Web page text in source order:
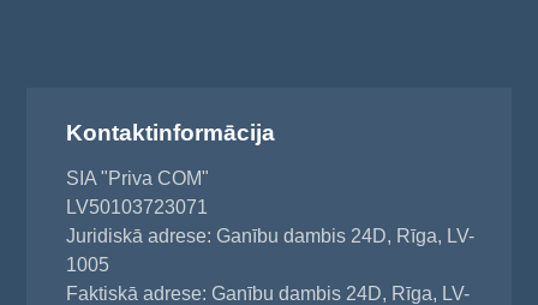
Kontaktinformācija
SIA "Priva COM"
LV50103723071
Juridiskā adrese: Ganību dambis 24D, Rīga, LV-
1005
Faktiskā adrese: Ganību dambis 24D, Rīga, LV-